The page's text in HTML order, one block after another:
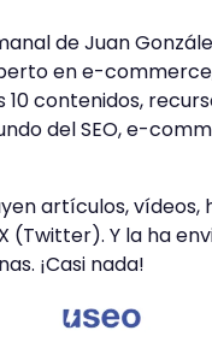
de Juan
en e-
contenidos,
del SEO, e-
artículos,
(Twitter). Y la ha
¡Casi nada!